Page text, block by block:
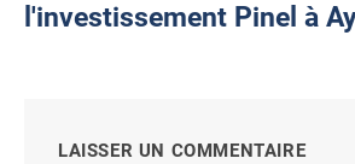
l'investissement Pinel à
LAISSER UN COMMENTAIRE